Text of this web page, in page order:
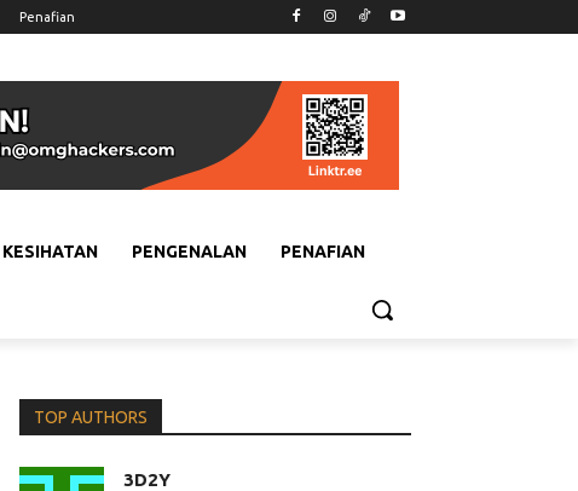
Penafian
KESIHATAN PENGENALAN PENAFIAN
TOP AUTHORS
3D2Y